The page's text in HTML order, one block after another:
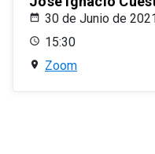
30 de Junio de
15:30
Zoom